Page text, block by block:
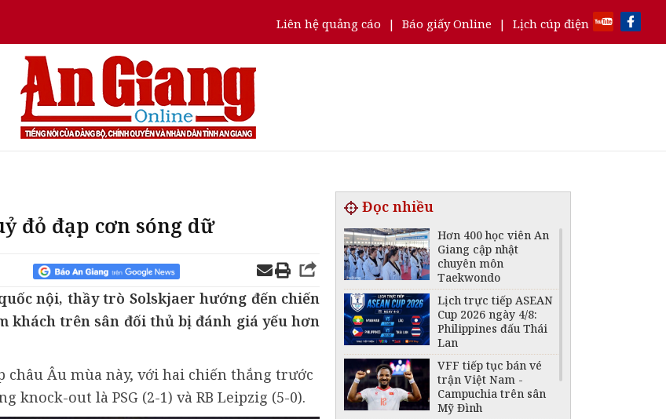
Liên hệ quảng cáo | Báo giấy Online | Lịch cúp điện
đỏ đạp cơn sóng dữ
nội, thầy trò Solskjaer hướng đến chiến
khách trên sân đối thủ bị đánh giá yếu hơn
châu Âu mùa này, với hai chiến thắng trước
out là PSG (2-1) và RB Leipzig (5-0).
Đọc nhiều
Hơn 400 học viên An
Giang cập nhật
chuyên môn
Taekwondo
Lịch trực tiếp ASEAN
Cup 2026 ngày 4/8:
Philippines đấu Thái
Lan
VFF tiếp tục bán vé
trận Việt Nam -
Campuchia trên sân
Mỹ Đình